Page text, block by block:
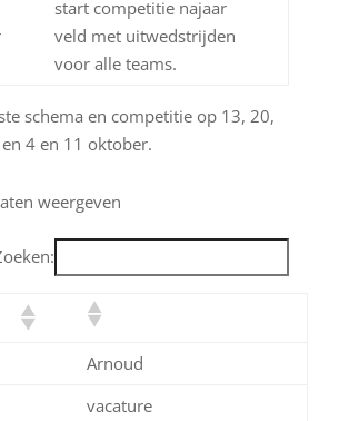
start competitie najaar
veld met uitwedstrijden
voor alle teams.
schema en competitie op 13, 20,
4 en 11 oktober.
weergeven
Arnoud
vacature